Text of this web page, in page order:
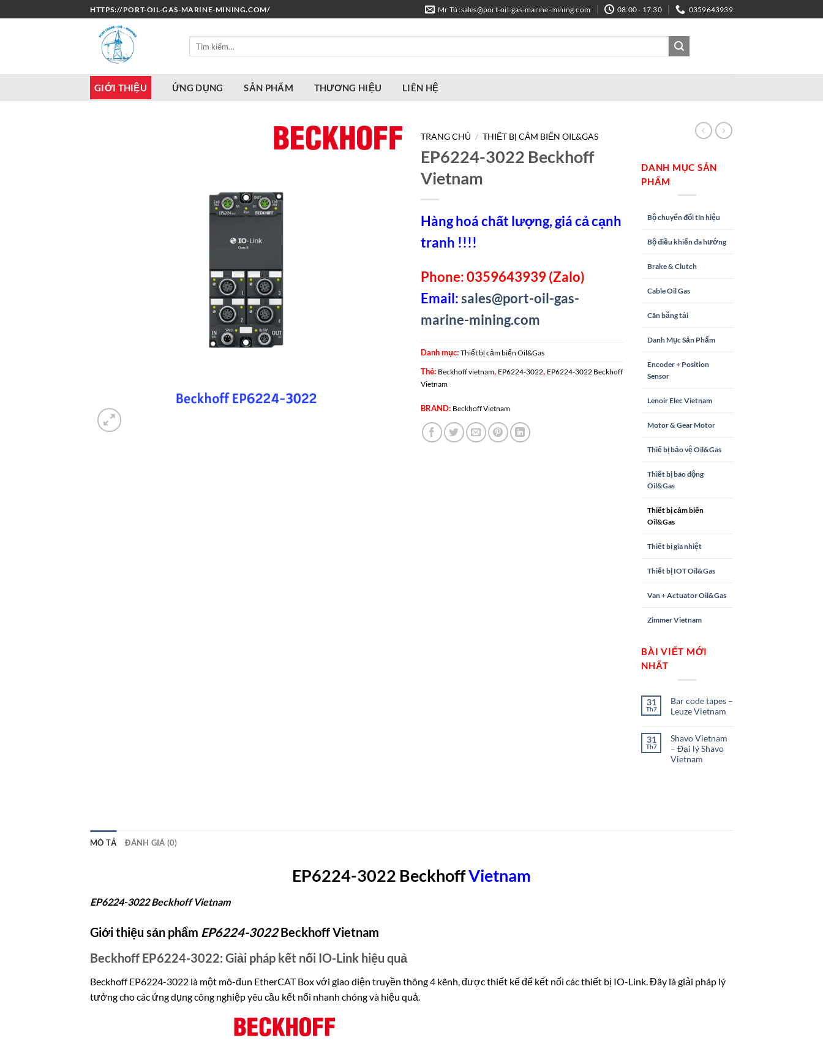
qua
HTTPS://PORT-OIL-GAS-MARINE-MINING.COM/ Mr Tú :sales@port-oil-gas-marine-mining.com 08:00 - 17:30 0359643939
GIỚI THIỆU ỨNG DỤNG SẢN PHẨM THƯƠNG HIỆU LIÊN HỆ
TRANG CHỦ / THIẾT BỊ CẢM BIẾN OIL&GAS
EP6224-3022 Beckhoff
Vietnam
Hàng hoá chất lượng, giá cả cạnh
tranh !!!!
Phone: 0359643939 (Zalo)
Email:sales@port-oil-gas-
marine-mining.com
Danh mục: Thiết bị cảm biến Oil&Gas
Thẻ: Beckhoff vietnam, EP6224-3022, EP6224-3022 Beckhoff
Vietnam
BRAND: Beckhoff Vietnam
DANH MỤC SẢN
PHẨM
Bộ chuyển đổi tín hiệu
Bộ điều khiển đa hướng
Brake & Clutch
Cable Oil Gas
Cân băng tải
Danh Mục Sản Phẩm
Encoder + Position
Sensor
Lenoir Elec Vietnam
Motor & Gear Motor
Thiế bị bảo vệ Oil&Gas
Thiết bị báo động
Oil&Gas
Thiết bị cảm biến
Oil&Gas
Thiết bị gia nhiệt
Thiết bị IOT Oil&Gas
Van + Actuator Oil&Gas
Zimmer Vietnam
BÀI VIẾT MỚI
NHẤT
31
Th7
Bar code tapes –
Leuze Vietnam
31
Th7
Shavo Vietnam
– Đại lý Shavo
Vietnam
MÔ TẢ ĐÁNH GIÁ (0)
EP6224-3022 BeckhoffVietnam
EP6224-3022 Beckhoff Vietnam
Giới thiệu sản phẩm EP6224-3022Beckhoff Vietnam
Beckhoff EP6224-3022: Giải pháp kết nối IO-Link hiệu quả
Beckhoff EP6224-3022 là một mô-đun EtherCAT Box với giao diện truyền thông 4 kênh, được thiết kế để kết nối các thiết bị IO-Link. Đây là giải pháp lý
tưởng cho các ứng dụng công nghiệp yêu cầu kết nối nhanh chóng và hiệu quả.